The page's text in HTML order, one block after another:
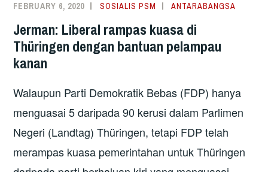
SELEPAS SEHARI BERKUASA
FEBRUARY 6, 2020 SOSIALIS PSM ANTARABANGSA
Jerman: Liberal rampas kuasa di
Thüringen dengan bantuan pelampau
kanan
Walaupun Parti Demokratik Bebas (FDP) hanya
menguasai 5 daripada 90 kerusi dalam Parlimen
Negeri (Landtag) Thüringen, tetapi FDP telah
merampas kuasa pemerintahan untuk Thüringen